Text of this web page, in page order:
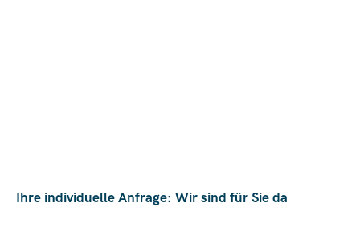
Ihre individuelle Anfrage: Wir sind für Sie da